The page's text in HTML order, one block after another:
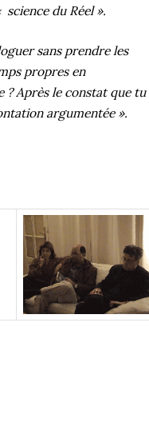
du Réel ».
sans prendre les
propres en
Après le constat que tu
argumentée ».